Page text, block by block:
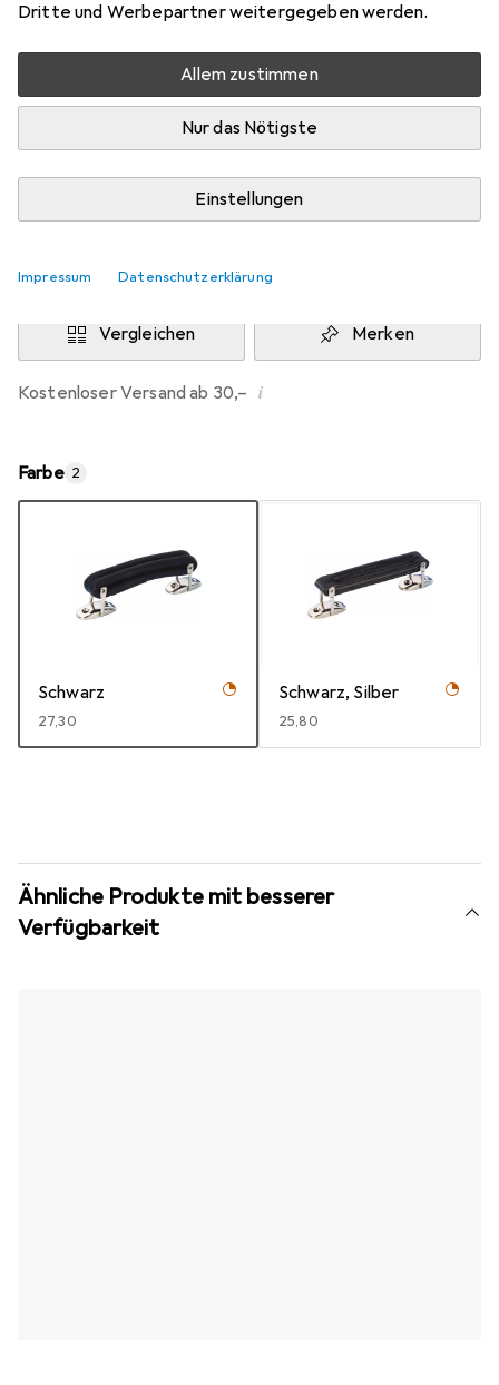
Dritte und Werbepartner weitergegeben werden.
Allem zustimmen
Nur das Nötigste
Einstellungen
Impressum Datenschutzerklärung
Zwischen Mi, 9.9. und Mi, 23.9. geliefert
Mehr als 10 Stück an Lager beim Drittanbieter
Benachrichtigen, wenn schneller verfügbar
Lieferort angeben für genaue Lieferzeit
i
TRIKON
In den Warenkorb
Vergleichen Merken
Kostenloser Versand ab 30,– i
Farbe 2
Schwarz
EUR
27,30
Schwarz, Silber
EUR
25,80
Ähnliche Produkte mit besserer
Verfügbarkeit